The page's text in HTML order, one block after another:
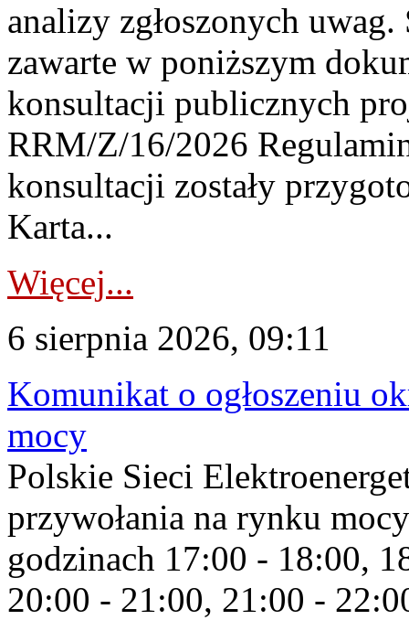
analizy zgłoszonych
zawarte w poniższym
konsultacji publicznych
RRM/Z/16/2026
konsultacji zostały
Karta...
Więcej...
6 sierpnia 2026, 09:11
Komunikat o ogłoszeniu
mocy
Polskie Sieci
przywołania na rynku
godzinach 17:00 - 18:00,
20:00 - 21:00, 21:00 -